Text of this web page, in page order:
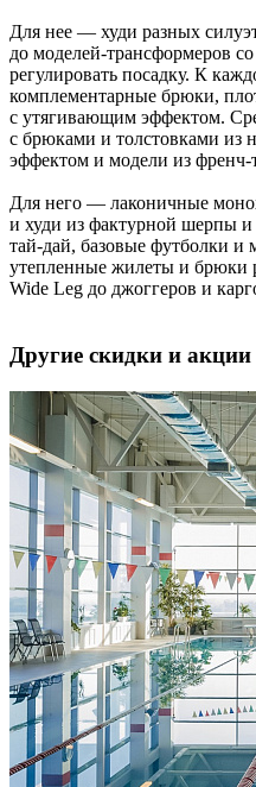
Для нее — худи разных
до моделей-трансформеров
регулировать посадку. К
комплементарные брюки,
с утягивающим эффектом.
с брюками и толстовками из
эффектом и модели из
Для него — лаконичные
и худи из фактурной шерпы
тай-дай, базовые футболки и
утепленные жилеты и брюки
Wide Leg до джоггеров и
Другие скидки и акции